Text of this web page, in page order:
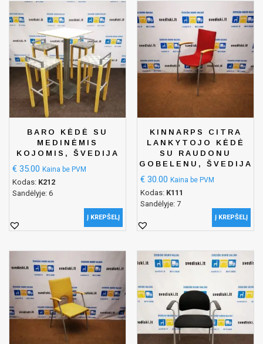
BARO KĖDĖ SU
MEDINĖMIS
KOJOMIS, ŠVEDIJA
€ 35.00 Kaina be PVM
Kodas: K212
Sandėlyje: 6
Į KREPŠELĮ
KINNARPS CITRA
LANKYTOJO KĖDĖ
SU RAUDONU
GOBELENU, ŠVEDIJA
€ 30.00 Kaina be PVM
Kodas: K111
Sandėlyje: 7
Į KREPŠELĮ